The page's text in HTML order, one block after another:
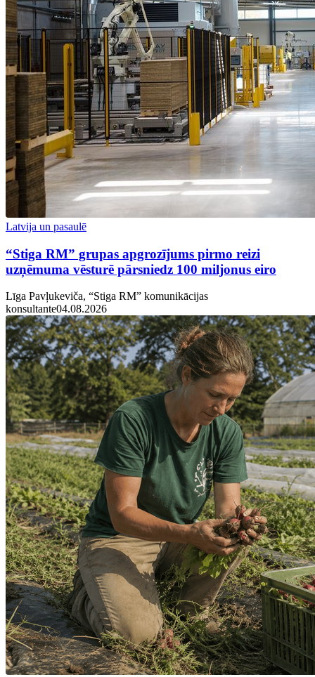
Latvija un pasaulē
“Stiga RM” grupas apgrozījums pirmo reizi
uzņēmuma vēsturē pārsniedz 100 miljonus eiro
Līga Pavļukeviča, “Stiga RM” komunikācijas
konsultante04.08.2026